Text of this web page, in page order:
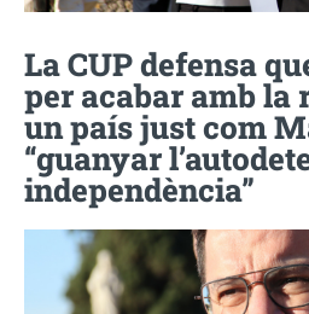
La CUP defensa
per acabar amb la
un país just com
“guanyar
independència”